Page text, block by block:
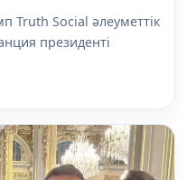
Truth Social әлеуметтік
президенті